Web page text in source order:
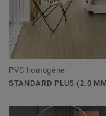
PVC homogène
STANDARD PLUS (2.0